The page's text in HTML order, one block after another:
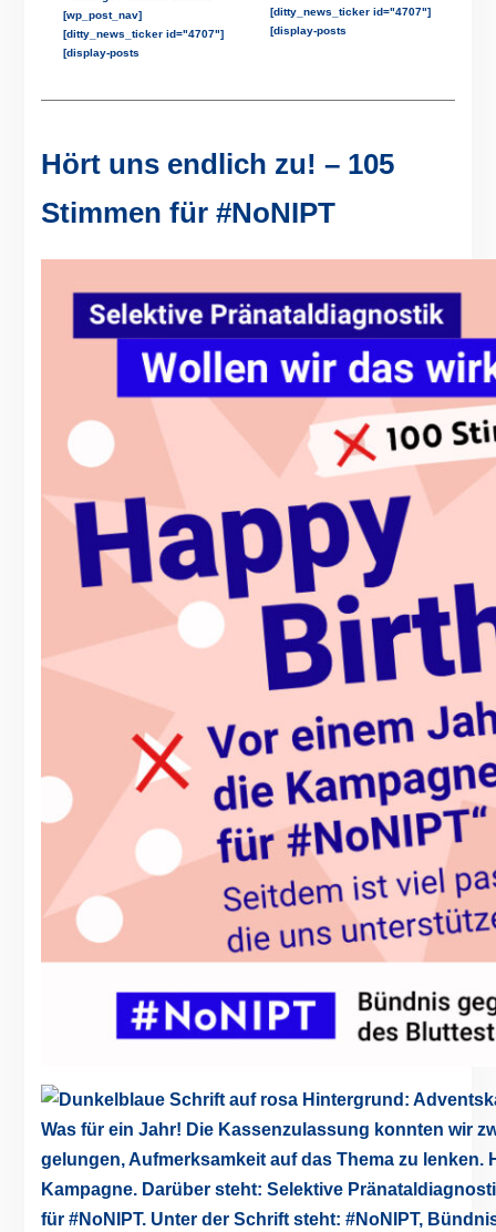
[wp_post_nav]
[ditty_news_ticker id="4707"]
[display-posts
[ditty_news_ticker id="4707"]
[display-posts
Hört uns endlich zu! – 105
Stimmen für #NoNIPT